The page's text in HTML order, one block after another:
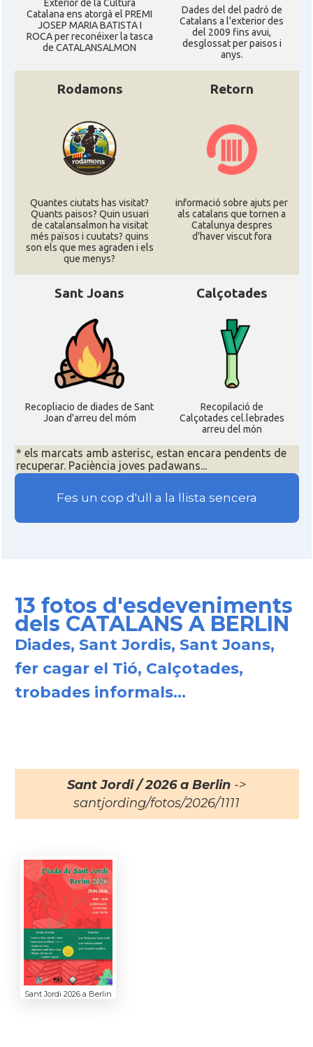
Exterior de la Cultura
Catalana ens atorgà el PREMI
JOSEP MARIA BATISTA I
ROCA per reconéixer la tasca
de CATALANSALMON
Dades del del padró de
Catalans a l'exterior des
del 2009 fins avui,
desglossat per paisos i
anys.
Rodamons
Quantes ciutats has visitat?
Quants paisos? Quin usuari
de catalansalmon ha visitat
més països i cuutats? quins
son els que mes agraden i els
que menys?
Retorn
informació sobre ajuts per
als catalans que tornen a
Catalunya despres
d'haver viscut fora
Sant Joans
Recopliacio de diades de Sant
Joan d'arreu del móm
Calçotades
Recopilació de
Calçotades cel.lebrades
arreu del món
* els marcats amb asterisc, estan encara pendents de
recuperar. Paciència joves padawans...
Fes un cop d'ull a la llista sencera
13 fotos d'esdeveniments
dels CATALANS A BERLIN
Diades, Sant Jordis, Sant Joans,
fer cagar el Tió, Calçotades,
trobades informals...
Sant Jordi / 2026 a Berlin ->
santjording/fotos/2026/1111
Sant Jordi 2026 a Berlin